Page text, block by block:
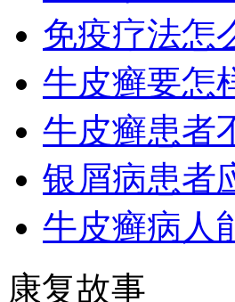
免疫疗法怎
牛皮癣要怎
牛皮癣患者
银屑病患者
牛皮癣病人
康复故事